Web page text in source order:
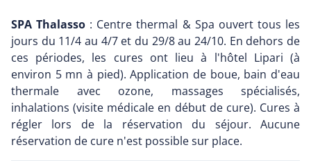
SPA Thalasso : Centre thermal & Spa ouvert tous les
jours du 11/4 au 4/7 et du 29/8 au 24/10. En dehors de
ces périodes, les cures ont lieu à l'hôtel Lipari (à
environ 5 mn à pied). Application de boue, bain d'eau
thermale avec ozone, massages spécialisés,
inhalations (visite médicale en début de cure). Cures à
régler lors de la réservation du séjour. Aucune
réservation de cure n'est possible sur place.